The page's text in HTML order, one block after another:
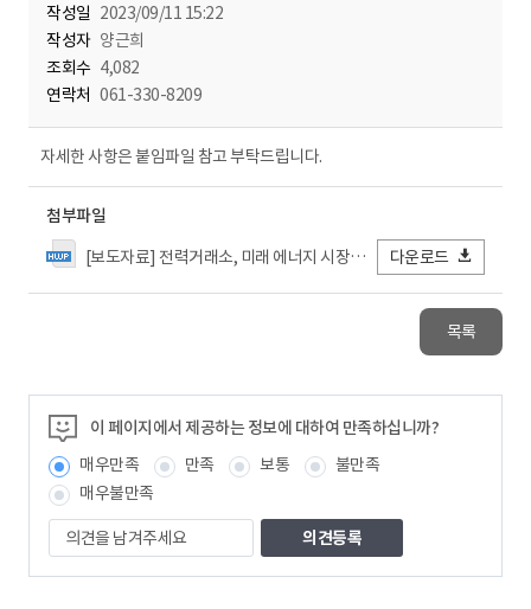
작성일 2023/09/11 15:22
작성자 양근희
조회수 4,082
연락처 061-330-8209
자세한 사항은 붙임파일 참고 부탁드립니다.
첨부파일
[보도자료] 전력거래소, 미래 에너지 시장 선도를 위한 디지털 신기술 활용 특강 개최.hwp
다운로드
목록
이 페이지에서 제공하는 정보에 대하여 만족하십니까?
매우만족
만족 보통
불만족
매우불만족
의
견
을